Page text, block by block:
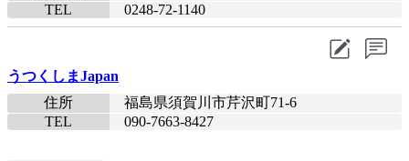
TEL
0248-72-1140
うつくしまJapan
住所
福島県須賀川市芹沢町71-6
TEL
090-7663-8427​